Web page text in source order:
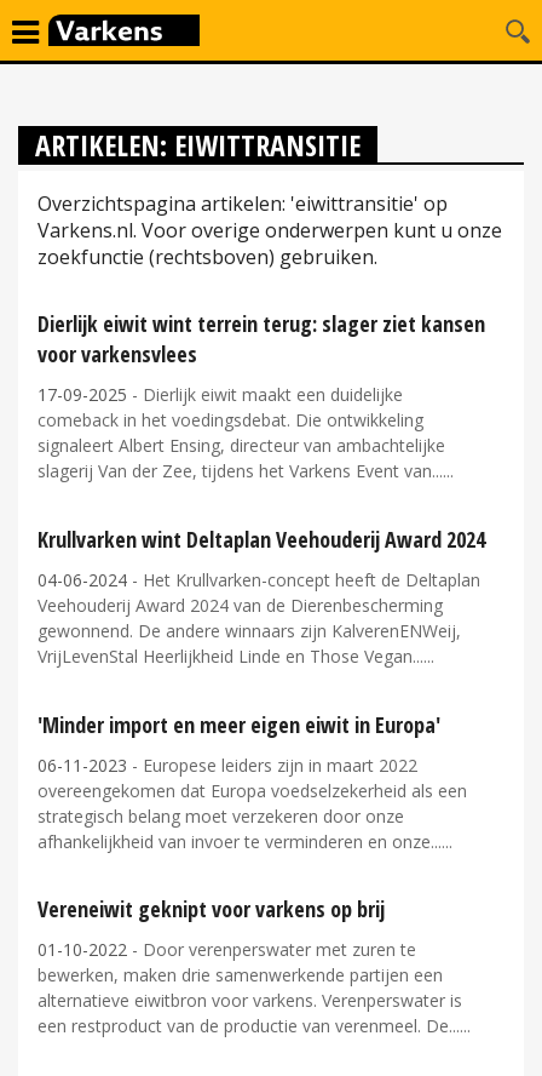
ARTIKELEN: EIWITTRANSITIE
Overzichtspagina artikelen: 'eiwittransitie' op
Varkens.nl. Voor overige onderwerpen kunt u onze
zoekfunctie (rechtsboven) gebruiken.
Dierlijk eiwit wint terrein terug: slager ziet kansen
voor varkensvlees
17-09-2025 - Dierlijk eiwit maakt een duidelijke
comeback in het voedingsdebat. Die ontwikkeling
signaleert Albert Ensing, directeur van ambachtelijke
slagerij Van der Zee, tijdens het Varkens Event van...
Krullvarken wint Deltaplan Veehouderij Award 2024
04-06-2024 - Het Krullvarken-concept heeft de Deltaplan
Veehouderij Award 2024 van de Dierenbescherming
gewonnend. De andere winnaars zijn KalverenENWeij,
VrijLevenStal Heerlijkheid Linde en Those Vegan...
'Minder import en meer eigen eiwit in Europa'
06-11-2023 - Europese leiders zijn in maart 2022
overeengekomen dat Europa voedselzekerheid als een
strategisch belang moet verzekeren door onze
afhankelijkheid van invoer te verminderen en onze...
Vereneiwit geknipt voor varkens op brij
01-10-2022 - Door verenperswater met zuren te
bewerken, maken drie samenwerkende partijen een
alternatieve eiwitbron voor varkens. Verenperswater is
een restproduct van de productie van verenmeel. De...